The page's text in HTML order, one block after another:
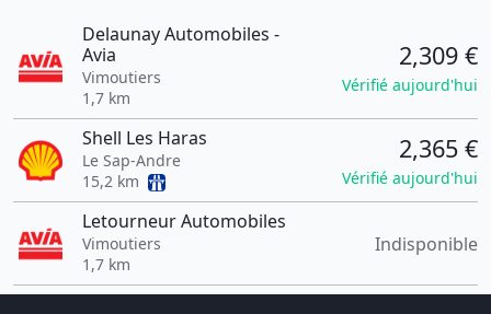
Delaunay Automobiles -
Avia
Vimoutiers
1,7 km
2,309 €
Vérifié aujourd'hui
Shell Les Haras
Le Sap-Andre
15,2 km
2,365 €
Vérifié aujourd'hui
Letourneur Automobiles
Vimoutiers
1,7 km
Indisponible